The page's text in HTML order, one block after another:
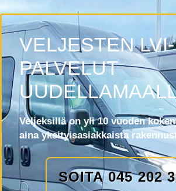
VELJESTEN LVI-
PALVELUT
Veljeksillä on yli 10 vuoden
aina yksityisasiakkaista
SOITA 045 202